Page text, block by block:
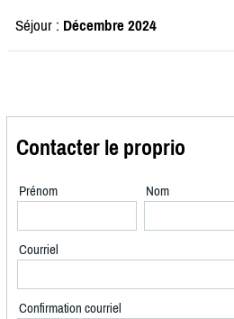
Séjour : Décembre 2024
Contacter le proprio
Prénom Nom
Courriel
Confirmation courriel